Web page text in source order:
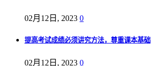
02月12日, 2023 0
提高考试成绩必须讲究方法，尊重课本基础
02月12日, 2023 0